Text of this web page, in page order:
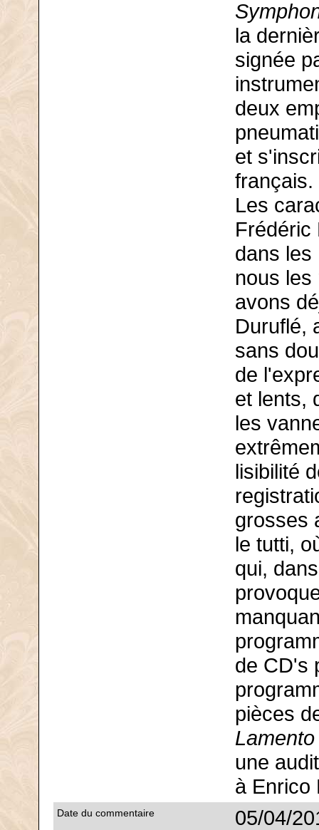
la
signée
deux
et
français.
Les
Frédéric
dans les
nous les
avons
Duruflé,
sans
de
et lents,
les
lisibilité
grosses
le tutti,
qui,
de CD's
pièces
Lamento
une
à Enrico
Date du commentaire 05/04/